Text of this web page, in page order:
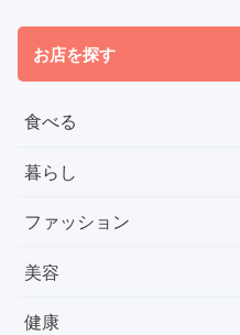
お店を探す
食べる
暮らし
ファッション
美容
健康